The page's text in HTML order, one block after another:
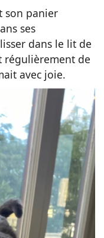
son panier
ses
dans le lit de
régulièrement de
avec joie.